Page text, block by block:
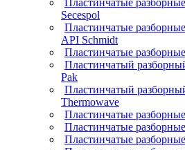
Пластинчатые
Secespol
Пластинчатые
API Schmidt
Пластинчатые
Пластинчатый
Pak
Пластинчатый
Thermowave
Пластинчатые
Пластинчатые
Пластинчатые